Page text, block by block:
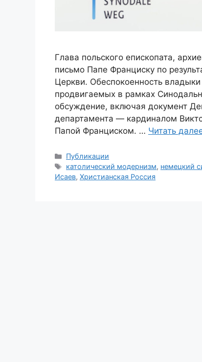
Глава польского епископата,
письмо Папе Франциску по
Церкви. Обеспокоенность
продвигаемых в рамках
обсуждение, включая документ
департамента — кардиналом
Папой Франциском. … Читать
Рубрики
Публикации
Метки
католический модернизм, немецкий
Исаев, Христианская Россия